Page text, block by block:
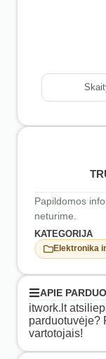
Papildomos
neturime.
KATEGORIJA
Elektronika
APIE
itwork.lt
parduotuvėje?
vartotojais!